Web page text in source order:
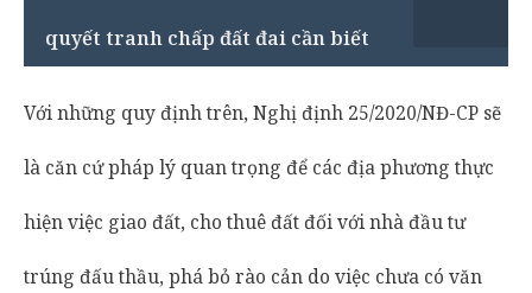
quyết tranh chấp đất đai cần biết
Với những quy định trên, Nghị định 25/2020/NĐ-CP sẽ
là căn cứ pháp lý quan trọng để các địa phương thực
hiện việc giao đất, cho thuê đất đối với nhà đầu tư
trúng đấu thầu, phá bỏ rào cản do việc chưa có văn